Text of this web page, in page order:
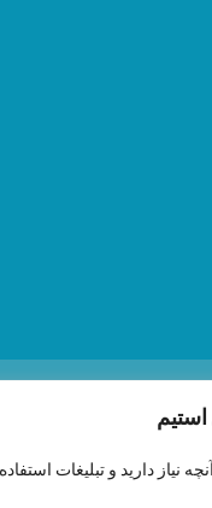
نیاز دارید و تبلیغات